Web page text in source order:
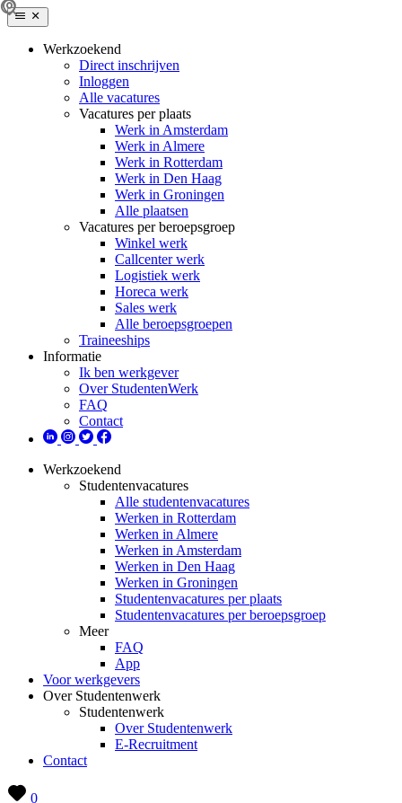
Werkzoekend
Direct inschrijven
Inloggen
Alle vacatures
Vacatures per plaats
Werk in Amsterdam
Werk in Almere
Werk in Rotterdam
Werk in Den Haag
Werk in Groningen
Alle plaatsen
Vacatures per beroepsgroep
Winkel werk
Callcenter werk
Logistiek werk
Horeca werk
Sales werk
Alle beroepsgroepen
Traineeships
Informatie
Ik ben werkgever
Over StudentenWerk
FAQ
Contact
Werkzoekend
Studentenvacatures
Alle studentenvacatures
Werken in Rotterdam
Werken in Almere
Werken in Amsterdam
Werken in Den Haag
Werken in Groningen
Studentenvacatures per plaats
Studentenvacatures per beroepsgroep
Meer
FAQ
App
Voor werkgevers
Over Studentenwerk
Studentenwerk
Over Studentenwerk
E-Recruitment
Contact
0